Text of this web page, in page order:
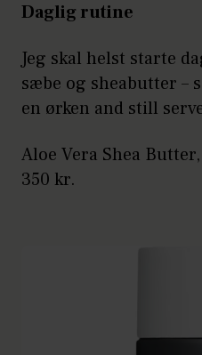
Daglig rutine
Jeg skal helst starte
sæbe og sheabutter –
en ørken and still
Aloe Vera Shea
350 kr.